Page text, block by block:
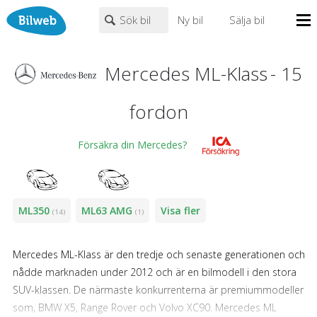
Sök bil Ny bil Sälja bil
Bilhandlare
Billån
Om oss
Auktioner
PERSONBIL TRANSPORT HUSBIL/HUSVAGN MC/MOPED/ATV
Endast fordon från MRF-anslutna handlare
Populära märken Volvo,Audi Mercedes,
Justera priset genom att dra i knapparna
Mercedes ML-Klass- 15
fordon
Försäkra din Mercedes?
ML350 (14) ML63 AMG(1) Visa fler
Mercedes ML-Klass är den tredje och senaste generationen och
nådde marknaden under 2012 och är en bilmodell i den stora
SUV-klassen. De närmaste konkurrenterna är premiummodeller
som, BMW X5, Range Rover och Volvo XC90. Mercedes ML